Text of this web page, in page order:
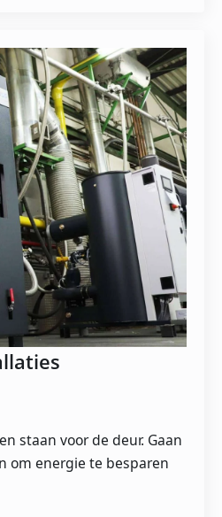
staan voor de deur. Gaan
om energie te besparen